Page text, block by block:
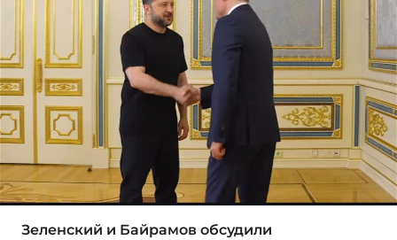
Зеленский и Байрамов обсудили